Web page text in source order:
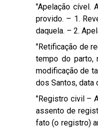
"Apelação cível.
provido. – 1.
daquela. – 2.
"Retificação de
tempo do parto,
modificação de
dos Santos, data
"Registro civil –
assento de
fato (o registro)